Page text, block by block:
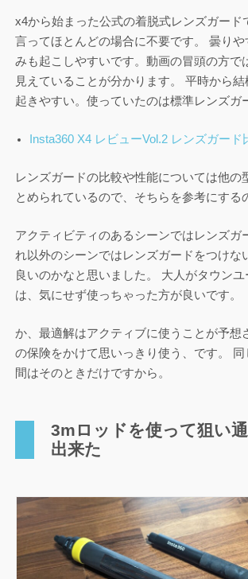
x4から始まった公式の着脱式レンズガード
言ってほとんどの場合に不要です。 曇り
みも起こしやすいです。動画の冒頭の方で
見えていることが分かります。 平時から
起きやすい。使っていたのは標準レンズガ
Insta360 X4 レビューVol.2 レンズガード
レンズガードの比較や性能については他の
とめられているので、そちらを参考にする
アクティビティのあるシーンではレンズガ
れ以外のシーンではレンズガードをつけな
良いのかなと思いました。 大人がタウン
は、気にせず使っちゃった方が良いです。
か、最適解はアクティブに使うことが予想
の保険をかけて思いっきり使う、です。
間はそのときだけですから。
3mロッドを使って狙い
出来た